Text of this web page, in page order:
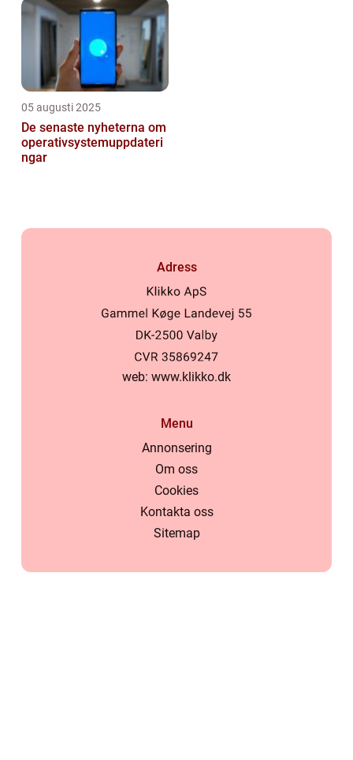
05 augusti 2025
De senaste nyheterna om
operativsystemuppdateri
ngar
Adress
web: www.klikko.dk
Menu
Annonsering
Om oss
Cookies
Kontakta oss
Sitemap